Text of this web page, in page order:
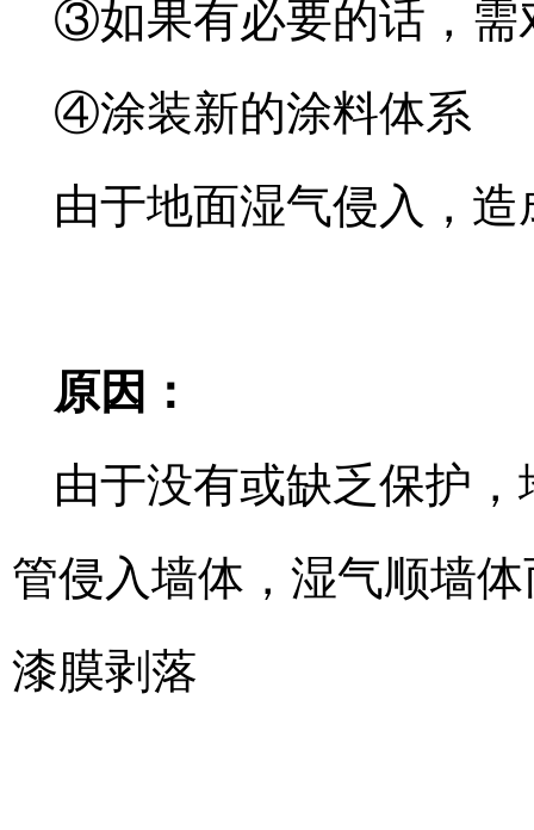
③如果有必要的话，需
④涂装新的涂料体系
由于地面湿气侵入，
原因：
由于没有或缺乏保护
管侵入墙体，湿气顺墙
漆膜剥落